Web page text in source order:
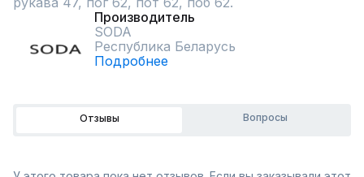
Производитель
SODA
Республика Беларусь
Подробнее
Отзывы Вопросы